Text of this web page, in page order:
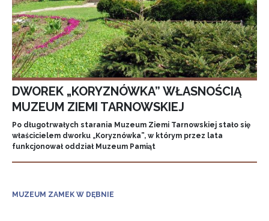
DWOREK „KORYZNÓWKA” WŁASNOŚCIĄ
MUZEUM ZIEMI TARNOWSKIEJ
Po długotrwałych starania Muzeum Ziemi Tarnowskiej stało się
właścicielem dworku „Koryznówka”, w którym przez lata
funkcjonował oddział Muzeum Pamiąt
MUZEUM ZAMEK W DĘBNIE